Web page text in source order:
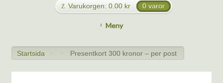
Varukorgen: 0.00 kr 0 varor
Meny
Startsida > > Presentkort 300 kronor – per post